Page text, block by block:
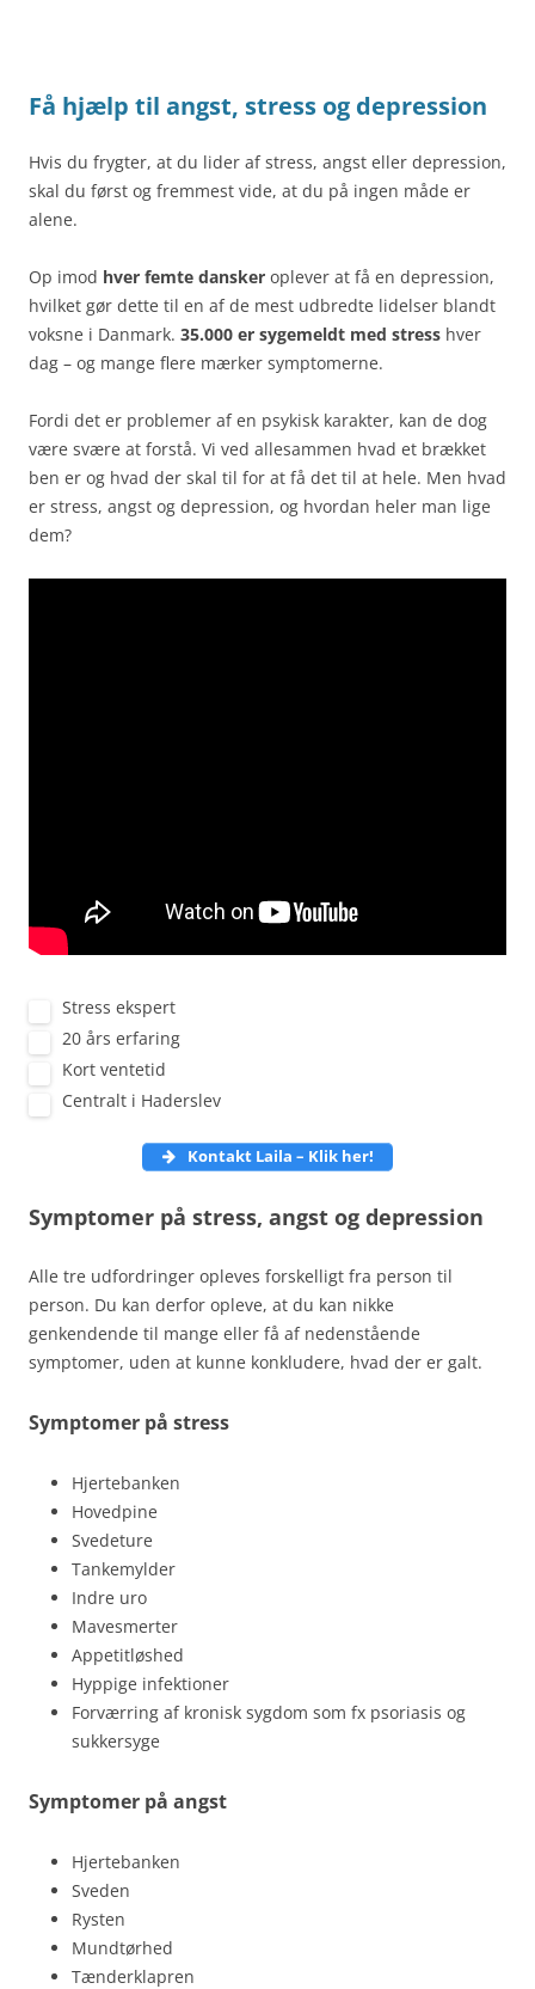
Få hjælp til angst, stress og depression
Hvis du frygter, at du lider af stress, angst eller depression,
skal du først og fremmest vide, at du på ingen måde er
alene.
Op imod hver femte dansker oplever at få en depression,
hvilket gør dette til en af de mest udbredte lidelser blandt
voksne i Danmark. 35.000 er sygemeldt med stress hver
dag – og mange flere mærker symptomerne.
Fordi det er problemer af en psykisk karakter, kan de dog
være svære at forstå. Vi ved allesammen hvad et brækket
ben er og hvad der skal til for at få det til at hele. Men hvad
er stress, angst og depression, og hvordan heler man lige
dem?
Stress ekspert
20 års erfaring
Kort ventetid
Centralt i Haderslev
Kontakt Laila – Klik her!
Symptomer på stress, angst og depression
Alle tre udfordringer opleves forskelligt fra person til
person. Du kan derfor opleve, at du kan nikke
genkendende til mange eller få af nedenstående
symptomer, uden at kunne konkludere, hvad der er galt.
Symptomer på stress
Hjertebanken
Hovedpine
Svedeture
Tankemylder
Indre uro
Mavesmerter
Appetitløshed
Hyppige infektioner
Forværring af kronisk sygdom som fx psoriasis og
sukkersyge
Symptomer på angst
Hjertebanken
Sveden
Rysten
Mundtørhed
Tænderklapren